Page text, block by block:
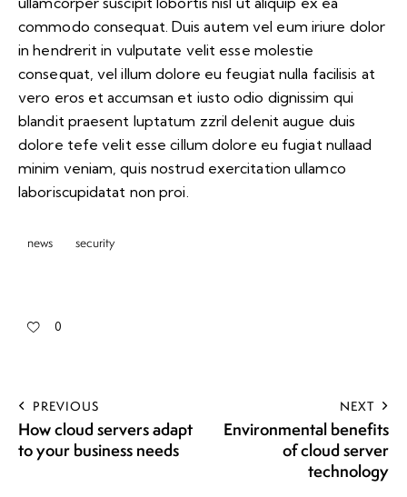
commodo consequat. Duis autem vel eum iriure dolor
in hendrerit in vulputate velit esse molestie
consequat, vel illum dolore eu feugiat nulla facilisis at
vero eros et accumsan et iusto odio dignissim qui
blandit praesent luptatum zzril delenit augue duis
dolore tefe velit esse cillum dolore eu fugiat nullaad
minim veniam, quis nostrud exercitation ullamco
laboriscupidatat non proi.
news security
0
PREVIOUS
How cloud servers adapt
to your business needs
NEXT
Environmental benefits
of cloud server
technology